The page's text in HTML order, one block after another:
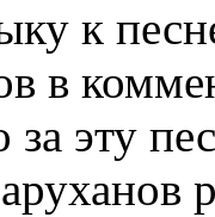
к
в
за эту